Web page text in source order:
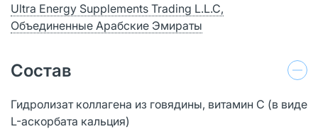
Ultra Energy Supplements Trading L.L.C,
Объединенные Арабские Эмираты
Состав
Гидролизат коллагена из говядины, витамин С (в виде
L-аскорбата кальция)